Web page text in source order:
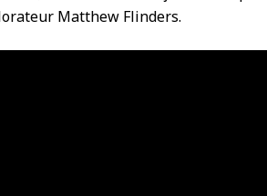
Matthew Flinders.